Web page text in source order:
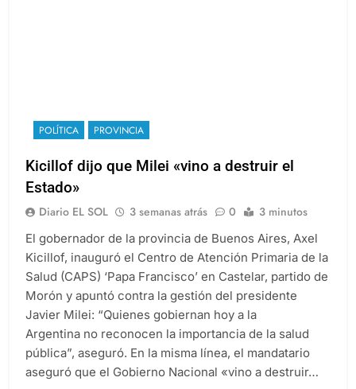
POLÍTICA PROVINCIA
Kicillof dijo que Milei «vino a destruir el
Estado»
Diario EL SOL 3 semanas atrás 0 3 minutos
El gobernador de la provincia de Buenos Aires, Axel
Kicillof, inauguró el Centro de Atención Primaria de la
Salud (CAPS) ‘Papa Francisco’ en Castelar, partido de
Morón y apuntó contra la gestión del presidente
Javier Milei: “Quienes gobiernan hoy a la
Argentina no reconocen la importancia de la salud
pública”, aseguró. En la misma línea, el mandatario
aseguró que el Gobierno Nacional «vino a destruir…